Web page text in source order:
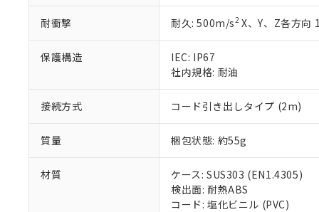
耐衝撃 耐久: 500m/s2X、Y、Z各方向
保護構造
IEC: IP67
社内規格: 耐油
接続方式 コード引き出しタイプ (2m)
質量 梱包状態: 約55g
材質
ケース: SUS303 (EN1.4305)
検出面: 耐熱ABS
コード: 塩化ビニル (PVC)